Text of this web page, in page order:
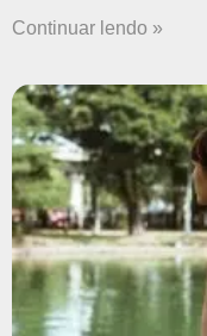
Continuar lendo »